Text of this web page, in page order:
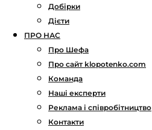
Добірки
Дієти
ПРО НАС
Про Шефа
Про сайт klopotenko.com
Команда
Наші експерти
Реклама і співробітництво
Контакти